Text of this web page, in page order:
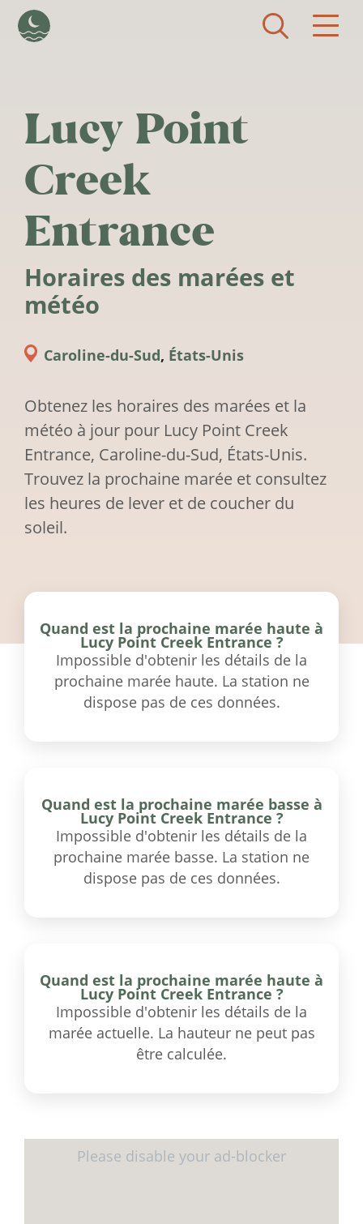
Lucy Point
Creek
Entrance
Horaires des marées et
météo
Caroline-du-Sud, États-Unis
Obtenez les horaires des marées et la
météo à jour pour Lucy Point Creek
Entrance, Caroline-du-Sud, États-Unis.
Trouvez la prochaine marée et consultez
les heures de lever et de coucher du
soleil.
Quand est la prochaine marée haute à
Lucy Point Creek Entrance ?
Impossible d'obtenir les détails de la
prochaine marée haute. La station ne
dispose pas de ces données.
Quand est la prochaine marée basse à
Lucy Point Creek Entrance ?
Impossible d'obtenir les détails de la
prochaine marée basse. La station ne
dispose pas de ces données.
Quand est la prochaine marée haute à
Lucy Point Creek Entrance ?
Impossible d'obtenir les détails de la
marée actuelle. La hauteur ne peut pas
être calculée.